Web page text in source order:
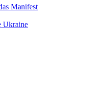
Manifest
Ukraine